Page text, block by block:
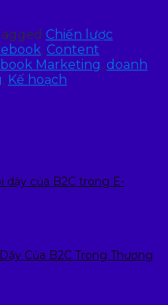
Chiến lược
, Content
Marketing, doanh
, Kế hoạch
dậy của B2C trong E-
Của B2C Trong Thương